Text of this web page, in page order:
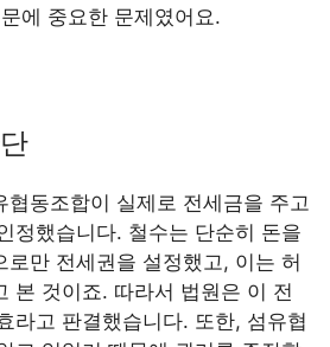
에 중요한 문제였어요.
협동조합이 실제로 전세금을 주고
정했습니다. 철수는 단순히 돈을
로만 전세권을 설정했고, 이는 허
본 것이죠. 따라서 법원은 이 전
라고 판결했습니다. 또한, 섬유협